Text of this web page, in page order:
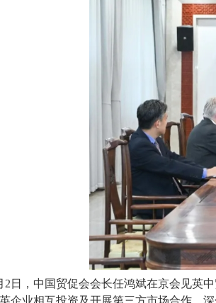
2日，中国贸促会会长任鸿斌在京会见英
企业相互投资及开展第三方市场合作、